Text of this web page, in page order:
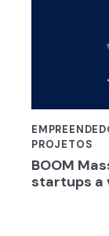
PROJETOS
BOOM
startups a